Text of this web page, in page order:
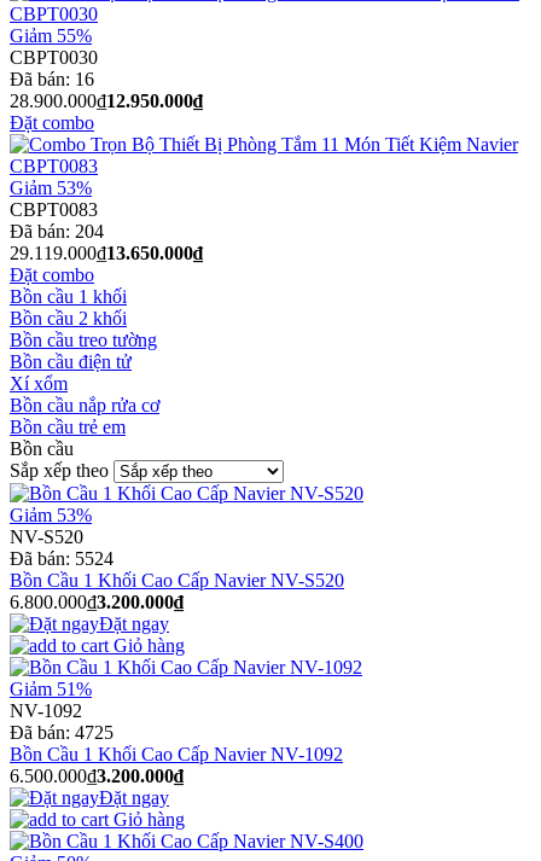
Giảm 55%
CBPT0030
Đã bán: 16
28.900.000₫12.950.000₫
Đặt combo
Giảm 53%
CBPT0083
Đã bán: 204
29.119.000₫13.650.000₫
Đặt combo
Bồn cầu 1 khối
Bồn cầu 2 khối
Bồn cầu treo tường
Bồn cầu điện tử
Xí xổm
Bồn cầu nắp rửa cơ
Bồn cầu trẻ em
Bồn cầu
Sắp xếp theo
Giảm 53%
NV-S520
Đã bán: 5524
Bồn Cầu 1 Khối Cao Cấp Navier NV-S520
6.800.000₫3.200.000₫
Đặt ngay
Giỏ hàng
Giảm 51%
NV-1092
Đã bán: 4725
Bồn Cầu 1 Khối Cao Cấp Navier NV-1092
6.500.000₫3.200.000₫
Đặt ngay
Giỏ hàng